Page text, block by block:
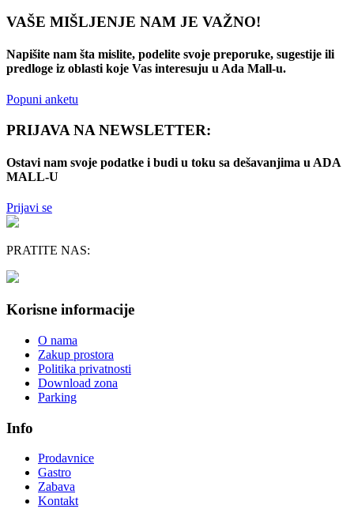
VAŠE MIŠLJENJE NAM JE VAŽNO!
Napišite nam šta mislite, podelite svoje preporuke, sugestije ili
predloge iz oblasti koje Vas interesuju u Ada Mall-u.
Popuni anketu
PRIJAVA NA NEWSLETTER:
Ostavi nam svoje podatke i budi u toku sa dešavanjima u ADA
MALL-U
Prijavi se
PRATITE NAS:
Korisne informacije
O nama
Zakup prostora
Politika privatnosti
Download zona
Parking
Info
Prodavnice
Gastro
Zabava
Kontakt